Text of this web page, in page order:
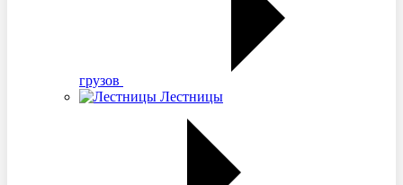
грузов
Лестницы